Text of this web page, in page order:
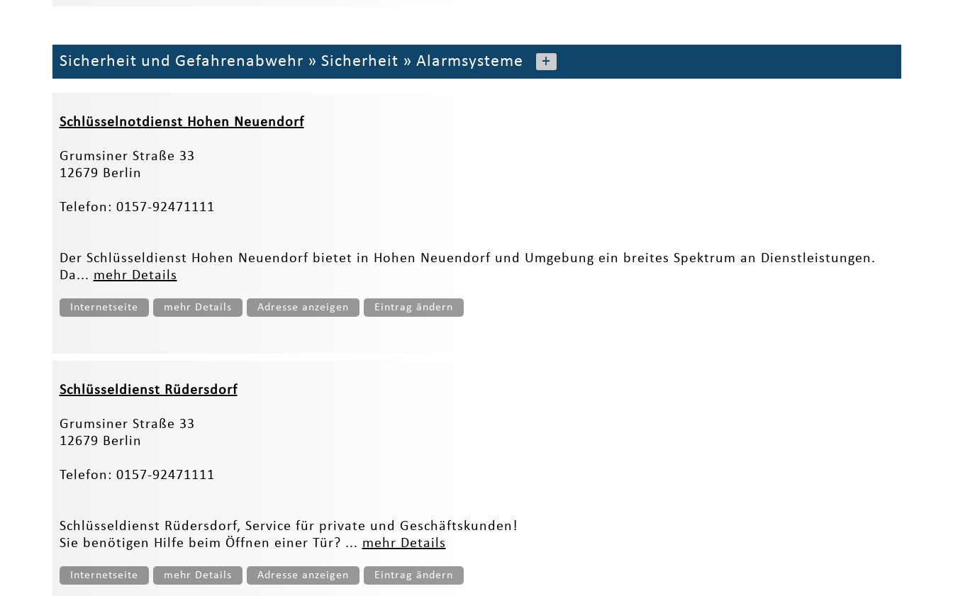
Sicherheit und Gefahrenabwehr » Sicherheit » Alarmsysteme +
Schlüsselnotdienst Hohen Neuendorf
Grumsiner Straße 33
12679 Berlin
Telefon: 0157-92471111
Der Schlüsseldienst Hohen Neuendorf bietet in Hohen Neuendorf und Umgebung ein breites Spektrum an Dienstleistungen.
Da... mehr Details
Internetseite mehr Details Adresse anzeigen Eintrag ändern
Schlüsseldienst Rüdersdorf
Grumsiner Straße 33
12679 Berlin
Telefon: 0157-92471111
Schlüsseldienst Rüdersdorf, Service für private und Geschäftskunden!
Sie benötigen Hilfe beim Öffnen einer Tür? ... mehr Details
Internetseite mehr Details Adresse anzeigen Eintrag ändern